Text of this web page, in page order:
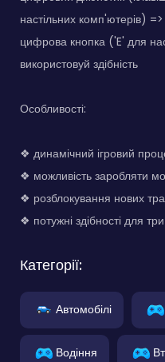
настільних комп'ютерів)
цифрова кнопка ('E' для
використовуй здібність
Особливості:
❖ динамічний ігровий
❖ можливість заробляти
❖ розблокування нових
❖ потужні здібності для
Категорії:
Автомобілі
Водіння